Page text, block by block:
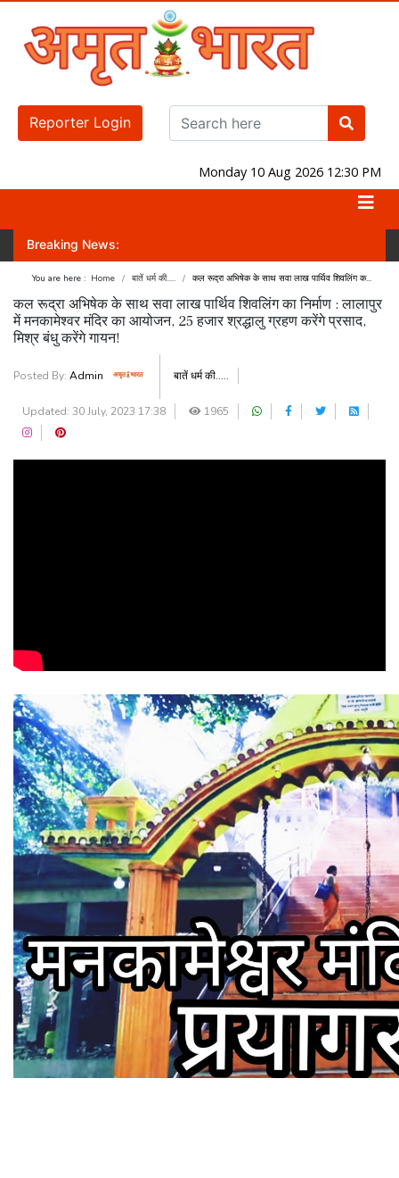
Reporter Login
Monday 10 Aug 2026 12:30 PM
Breaking News:
जानिए लोकसभा-राज्यसभा का नंबर गेम! जंतर-मंतर पर होगा प्रदर्शन! वक्फ
You are here : Home बातें धर्म की..... कल रूद्रा अभिषेक के साथ सवा लाख पार्थिव शिवलिंग क...
कल रूद्रा अभिषेक के साथ सवा लाख पार्थिव शिवलिंग का निर्माण : लालापुर
में मनकामेश्वर मंदिर का आयोजन, 25 हजार श्रद्धालु ग्रहण करेंगे प्रसाद,
मिश्र बंधु करेंगे गायन!
Posted By: Admin बातें धर्म की.....
Updated: 30 July, 2023 17:38 1965